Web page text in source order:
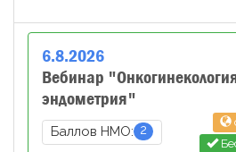
6.8.2026
Вебинар
эндометрия"
Баллов НМО: 2